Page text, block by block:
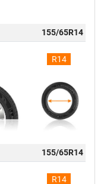
155/65R14
R14
155/65R14
R14